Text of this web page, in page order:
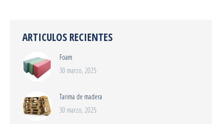
ARTICULOS RECIENTES
Foam
30 marzo, 2025
Tarima de madera
30 marzo, 2025